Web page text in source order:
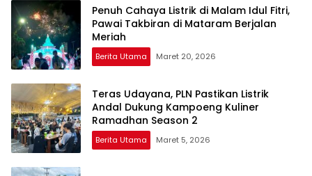
Penuh Cahaya Listrik di Malam Idul Fitri,
Pawai Takbiran di Mataram Berjalan
Meriah
Berita Utama Maret 20, 2026
Teras Udayana, PLN Pastikan Listrik
Andal Dukung Kampoeng Kuliner
Ramadhan Season 2
Berita Utama Maret 5, 2026